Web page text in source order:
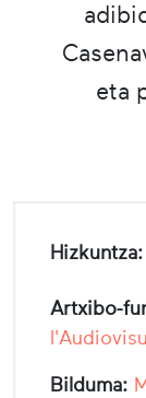
eta
Hizkuntza:
Artxibo-
Bilduma: